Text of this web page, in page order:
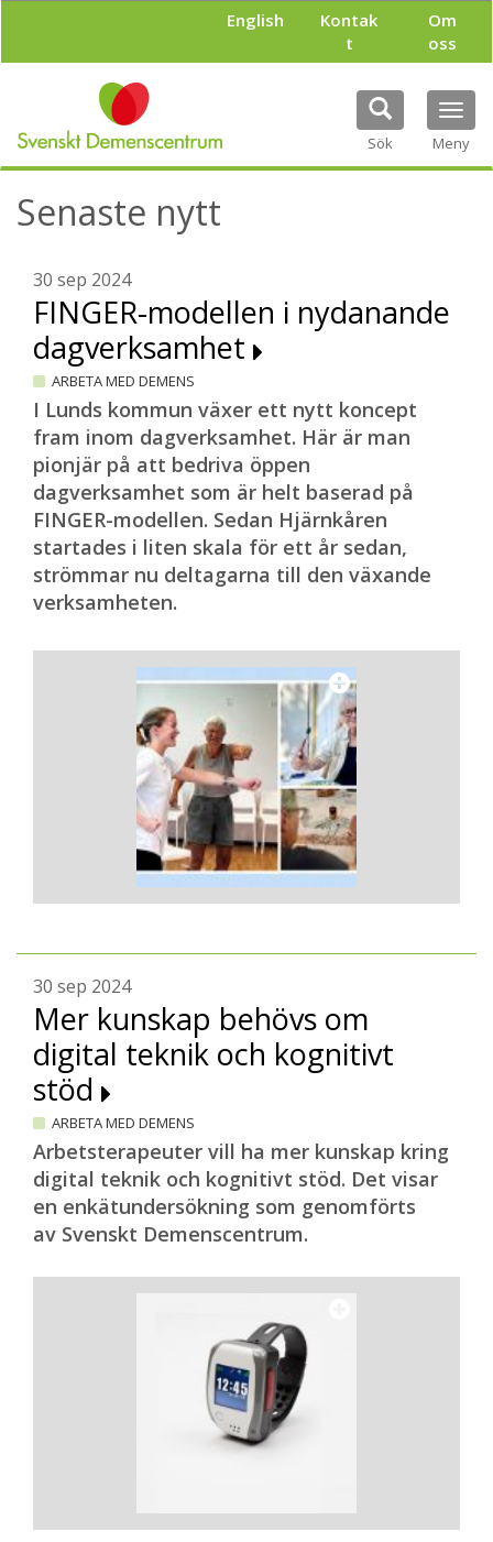
l
English
Kontak
t
Om
oss
Sök Meny
Senaste nytt
30 sep 2024
FINGER-modellen i nydanande
dagverksamhet
ARBETA MED DEMENS
I Lunds kommun växer ett nytt koncept
fram inom dagverksamhet. Här är man
pionjär på att bedriva öppen
dagverksamhet som är helt baserad på
FINGER-modellen. Sedan Hjärnkåren
startades i liten skala för ett år sedan,
strömmar nu deltagarna till den växande
verksamheten.
30 sep 2024
Mer kunskap behövs om
digital teknik och kognitivt
stöd
ARBETA MED DEMENS
Arbetsterapeuter vill ha mer kunskap kring
digital teknik och kognitivt stöd. Det visar
en enkätundersökning som genomförts
av Svenskt Demenscentrum.